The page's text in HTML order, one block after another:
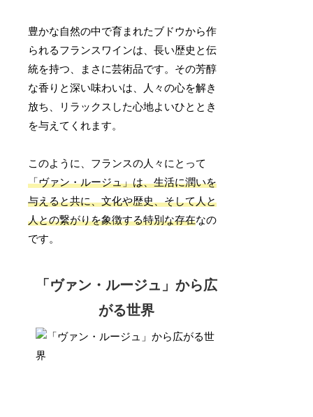
豊かな自然の中で育まれたブドウから作
られるフランスワインは、長い歴史と伝
統を持つ、まさに芸術品です。その芳醇
な香りと深い味わいは、人々の心を解き
放ち、リラックスした心地よいひととき
を与えてくれます。
このように、フランスの人々にとって
「ヴァン・ルージュ」は、生活に潤いを
与えると共に、文化や歴史、そして人と
人との繋がりを象徴する特別な存在なの
です。
「ヴァン・ルージュ」から広
がる世界